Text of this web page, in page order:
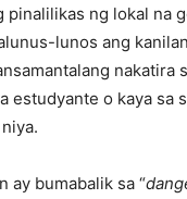
ng lokal na
lunos ang
estudyante o kaya sa
ay bumabalik sa “